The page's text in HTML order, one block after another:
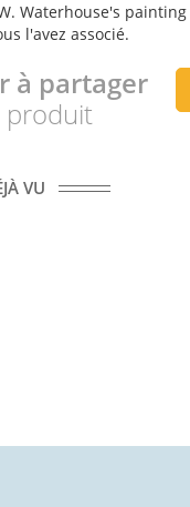
l'avez associé.
à partager
produit
VU